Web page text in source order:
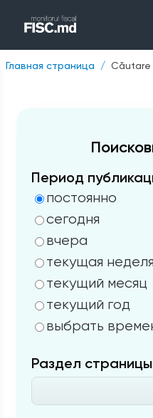
Главная страница Căutare
Период
постоянно
сегодня
вчера
текущая неделя
текущий месяц
текущий год
выбрать
Раздел страницы